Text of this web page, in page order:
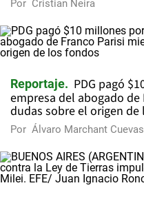
Por Cristian Neira
Reportaje
PDG pagó
empresa del abogado
dudas sobre el origen de
Por Álvaro Marchant Cuevas